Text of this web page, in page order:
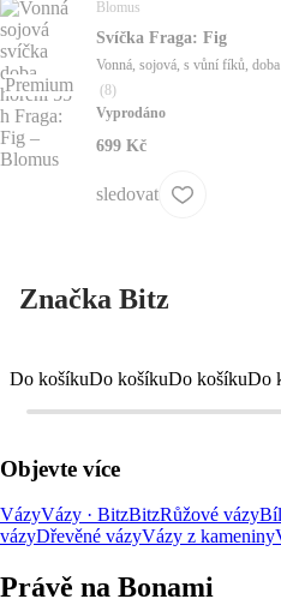
Premium
Blomus
Svíčka Fraga: Fig
Vonná, sojová, s vůní fíků,
(8)
Vyprodáno
699 Kč
sledovat
Značka Bitz
Do košíkuDo košíkuDo košíkuDo
Objevte více
VázyVázy · BitzBitzRůžové vázy
vázyDřevěné vázyVázy z kameniny
Právě na Bonami